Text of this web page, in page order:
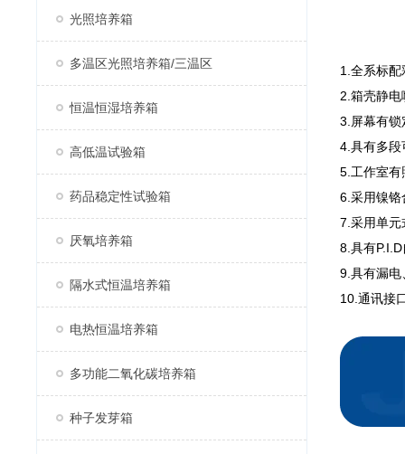
光照培养箱
多温区光照培养箱/三温区
恒温恒湿培养箱
高低温试验箱
药品稳定性试验箱
厌氧培养箱
隔水式恒温培养箱
电热恒温培养箱
多功能二氧化碳培养箱
种子发芽箱
1.全系标
2.箱壳静
3.屏幕有锁
4.具有多段
5.工作室有
6.采用镍铬
7.采用单元
8.具有
9.具有漏电
10.通讯接